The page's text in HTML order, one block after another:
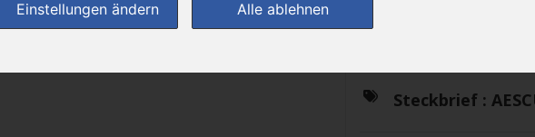
Einstellungen ändern Alle ablehnen
(0) Jetzt bewerten!
Steckbrief :